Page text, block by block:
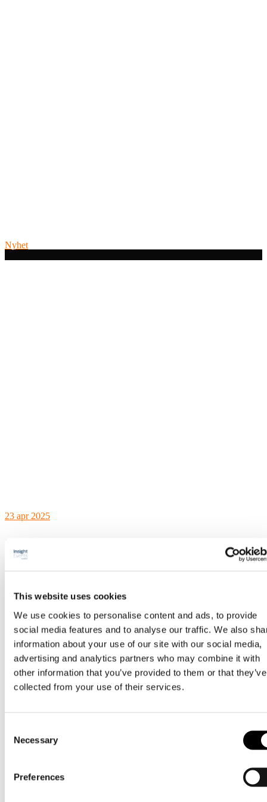
This website uses cookies
We use cookies to personalise content and ads, to provide
social media features and to analyse our traffic. We also
information about your use of our site with our social media,
advertising and analytics partners who may combine it with
other information that you’ve provided to them or that they’ve
collected from your use of their services.
Selection
Necessary
Preferences
Nyhet
23 apr 2025
Kungsbackas resa mot den
uppkopplade staden
Hur kan man implementera smart belysning för både natur och
Stefan Magnusson arbetar som belysningsingenjör på Kungsbacka
och…
Webmaster
Nyhet